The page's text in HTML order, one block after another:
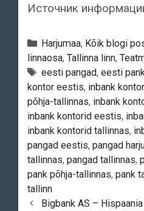
Источник
Categories
Harjumaa, Kõik blogi
linnaosa, Tallinna linn,
Tags
eesti pangad, eesti
kontor eestis, inbank
põhja-tallinnas, inbank
inbank kontorid eestis,
inbank kontorid tallinnas,
pangad eestis, pangad
tallinnas, pangad tallinnas,
pank põhja-tallinnas, pank
tallinn
PostBigbank AS –